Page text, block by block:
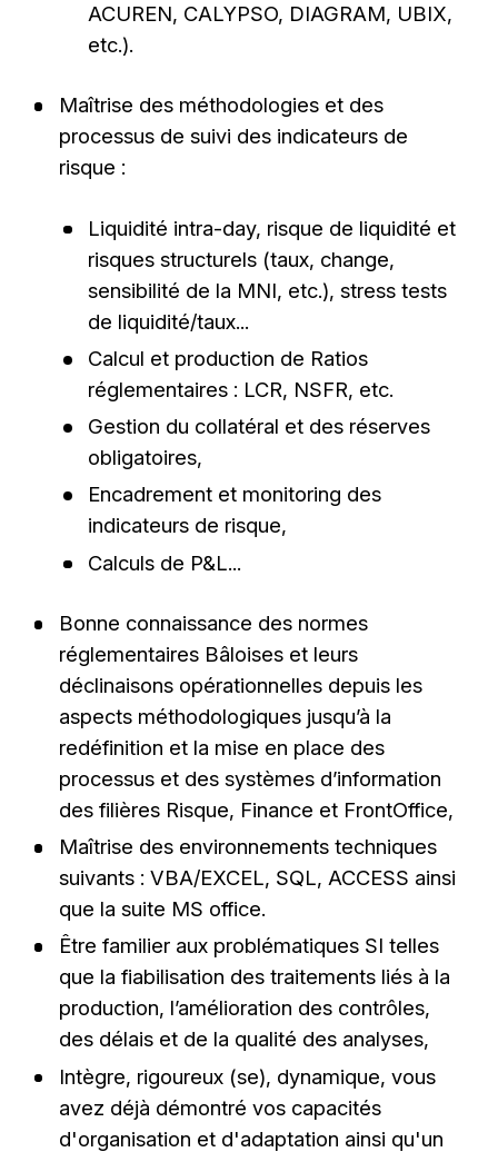
ACUREN, CALYPSO, DIAGRAM, UBIX,
etc.).
Maîtrise des méthodologies et des
processus de suivi des indicateurs de
risque :
Liquidité intra-day, risque de liquidité et
risques structurels (taux, change,
sensibilité de la MNI, etc.), stress tests
de liquidité/taux...
Calcul et production de Ratios
réglementaires : LCR, NSFR, etc.
Gestion du collatéral et des réserves
obligatoires,
Encadrement et monitoring des
indicateurs de risque,
Calculs de P&L...
Bonne connaissance des normes
réglementaires Bâloises et leurs
déclinaisons opérationnelles depuis les
aspects méthodologiques jusqu’à la
redéfinition et la mise en place des
processus et des systèmes d’information
des filières Risque, Finance et FrontOffice,
Maîtrise des environnements techniques
suivants : VBA/EXCEL, SQL, ACCESS ainsi
que la suite MS office.
Être familier aux problématiques SI telles
que la fiabilisation des traitements liés à la
production, l’amélioration des contrôles,
des délais et de la qualité des analyses,
Intègre, rigoureux (se), dynamique, vous
avez déjà démontré vos capacités
d'organisation et d'adaptation ainsi qu'un